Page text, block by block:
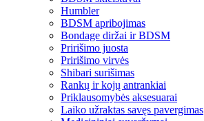
Humbler
BDSM apribojimas
Bondage diržai ir BDSM
Pririšimo juosta
Pririšimo virvės
Shibari surišimas
Rankų ir kojų antrankiai
Priklausomybės aksesuarai
Laiko užraktas savęs pavergimas